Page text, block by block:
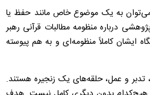
نمی‌توان به یک موضوع خاص مانند حفظ یا
درباره منظومه مطالبات قرآنی رهبر
ایشان کاملاً منظومه‌ای و به هم پیوسته
تدبر و عمل، حلقه‌های یک زنجیره هستند.